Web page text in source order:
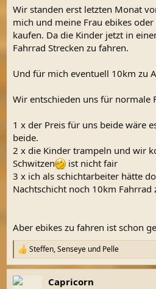
:
Wir standen erst letzten Monat
mich und meine Frau ebikes
kaufen. Da die Kinder jetzt in
Fahrrad Strecken zu fahren.
Und für mich eventuell 10km zu
Wir entschieden uns für normale
1 x der Preis für uns beide wäre
beide.
2 x die Kinder trampeln und wir
Schwitzen
ist nicht fair
3 x ich als schichtarbeiter hätte
Nachtschicht noch 10km
Aber ebikes zu fahren ist schon
R
e
a
k
Steffen,Senseye und Pelle
Capricorn